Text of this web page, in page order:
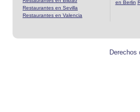
Restaurantes en Sevilla
Restaurantes en Valencia
en Berlin